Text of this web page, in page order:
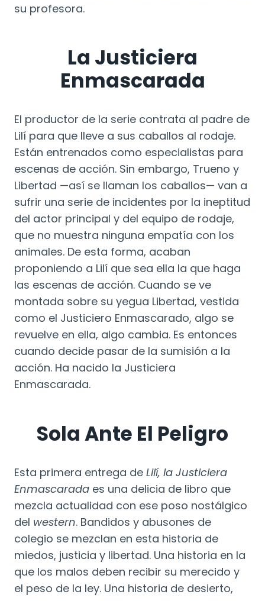
su profesora.
La Justiciera
Enmascarada
El productor de la serie contrata al padre de
Lilí para que lleve a sus caballos al rodaje.
Están entrenados como especialistas para
escenas de acción. Sin embargo, Trueno y
Libertad —así se llaman los caballos— van a
sufrir una serie de incidentes por la ineptitud
del actor principal y del equipo de rodaje,
que no muestra ninguna empatía con los
animales. De esta forma, acaban
proponiendo a Lilí que sea ella la que haga
las escenas de acción. Cuando se ve
montada sobre su yegua Libertad, vestida
como el Justiciero Enmascarado, algo se
revuelve en ella, algo cambia. Es entonces
cuando decide pasar de la sumisión a la
acción. Ha nacido la Justiciera
Enmascarada.
Sola Ante El Peligro
Esta primera entrega de Lilí, la Justiciera
Enmascarada es una delicia de libro que
mezcla actualidad con ese poso nostálgico
del western. Bandidos y abusones de
colegio se mezclan en esta historia de
miedos, justicia y libertad. Una historia en la
que los malos deben recibir su merecido y
el peso de la ley. Una historia de desierto,